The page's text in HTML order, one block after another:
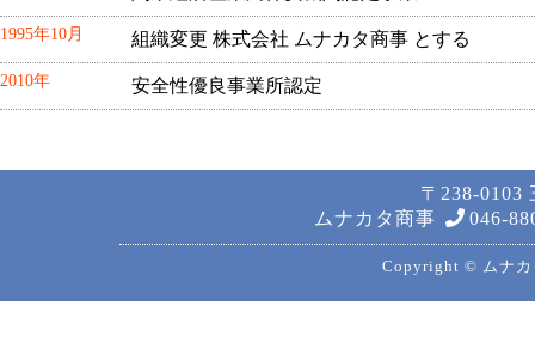
1995年10月 組織変更 株式会社 ムナカタ商事 とする
2010年 安全性優良事業所認定
〒238-0103
ムナカタ商事
046-
Copyright © ムナカ